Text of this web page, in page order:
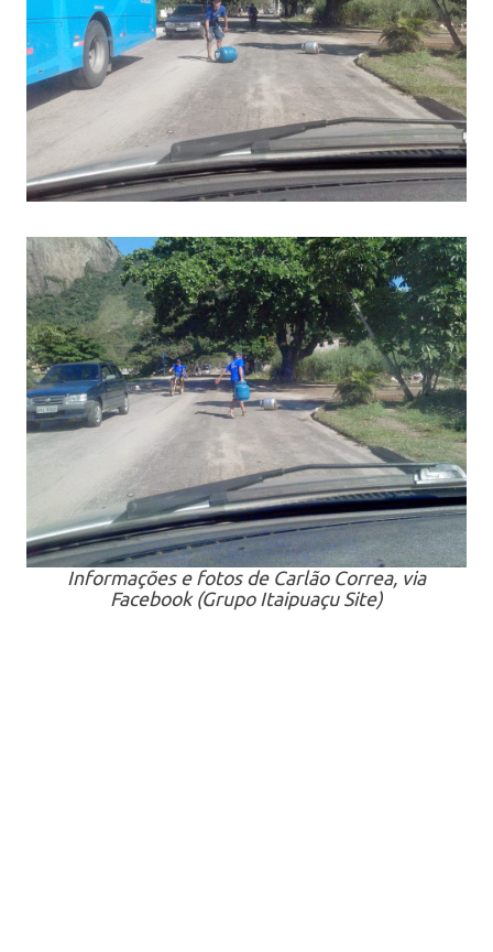
Informações e fotos de Carlão Correa, via
Facebook (Grupo Itaipuaçu Site)